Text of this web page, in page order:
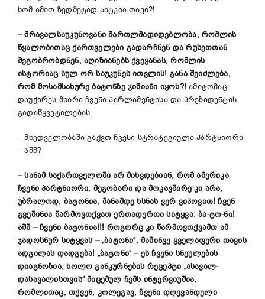
ხომ ამით ზედმეტად აიტკია თავი?!
– მრავალსაუკუნოვანი მართლმადიდებლობა, რომლის
წყალობითაც ქართველები გადარჩნენ და რუსეთთან
მეგობრობდნენ, აღიზიანებს ქვეყანას, რომლის
ისტორიაც სულ ორ საუკუნეს ითვლის! განა შეიძლება,
რომ მოსამსახურე ბატონზე ჯიშიანი იყოს?!ამიტომაც
დაუჭირეს მხარი ჩვენი პარლამენტისა და პრეზიდენტის
გადაწყვეტილებას.
– მხედველობაში გაქვთ ჩვენი სტრატეგიული პარტნიორი
– აშშ?
– სანამ საქართველოში არ მიხვდებიან, რომ ამერიკა
ჩვენი პარტნიორი, მეგობარი და მოკავშირე კი არა,
უბრალოდ, ბატონია, მანამდე ხსნას ვერ ვიპოვით! ჩვენ
გვეშინია წარმოვთქვათ ერთადერთი სიტყვა: ბა-ტო-ნი!
აშშ – ჩვენი ბატონია!!! როგორც კი წარმოვთქვამთ ამ
ჯადოსნურ სიტყვას – „ბატონი“, მაშინვე ყველაფერი თავის
ადგილას დადგება! „ბატონი“ – ეს ჩვენი სნეულების
დიაგნოზია, ხოლო განკურნების რეცეპტი „ასავალ-
დასავალისთვის“ მიცემულ ჩემს ინტერვიუშია,
რომლითაც, თქვენ, კოლეგავ, ჩვენი დღევანდელი